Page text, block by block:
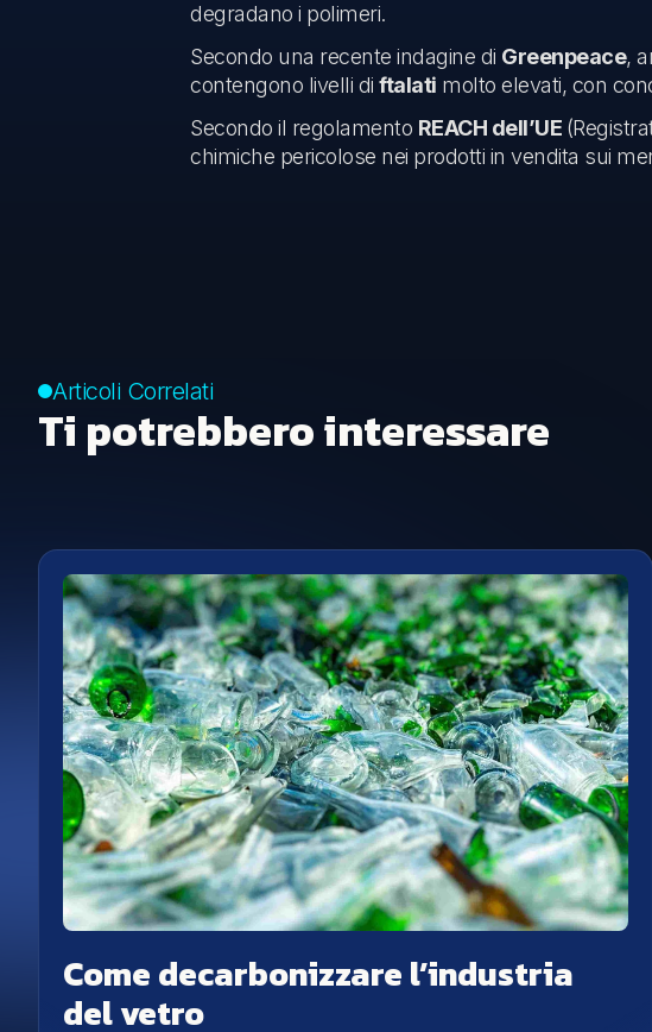
degradano i polimeri.
Secondo una recente indagine di Greenpeace,
contengono livelli di ftalati molto elevati, con
Secondo il regolamento REACH dell’UE
chimiche pericolose nei prodotti in vendita sui
Articoli Correlati
Ti potrebbero interessare
Come decarbonizzare l’industria
del vetro